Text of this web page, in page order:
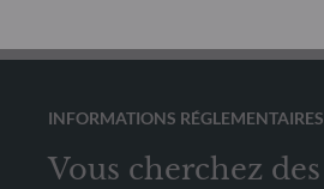
INFORMATIONS RÉGLEMENTAIRES
Vous cherchez des